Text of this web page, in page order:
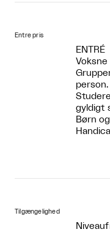
Entre pris
ENTRÉ
Voksne
person.
gyldigt
Børn
Tilgængelighed